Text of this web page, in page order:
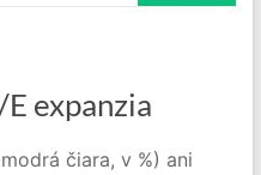
expanzia
čiara, v %) ani